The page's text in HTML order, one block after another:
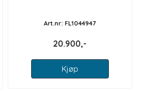
Art.nr: FL1044947
20.900,-
Kjøp